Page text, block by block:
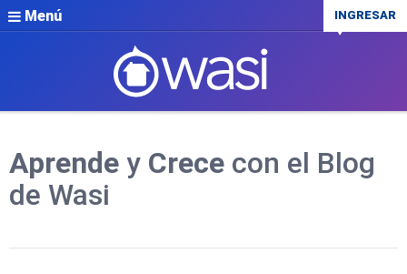
Menú INGRESAR
Aprende y Crece con el Blog
de Wasi